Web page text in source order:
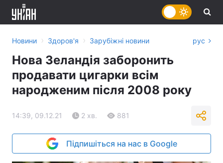
Новини › Здоров'я › Зарубіжні новини рус
Нова Зеландія заборонить
продавати цигарки всім
народженим після 2008 року
14:39, 09.12.21 2 хв. 881
Підпишіться на нас в Google